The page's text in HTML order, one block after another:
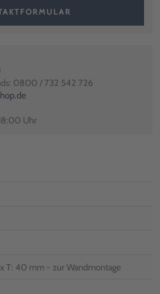
0800 / 732 542 726
Uhr
T: 40 mm - zur Wandmontage